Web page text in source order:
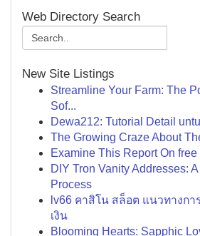
Web Directory Search
New Site Listings
Streamline Your Farm: The
Sof...
Dewa212: Tutorial Detail
The Growing Craze About
Examine This Report On free
DIY Tron Vanity Addresses:
Process
lv66 คาสิโน สล็อต แนวทางกา
เงิน
Blooming Hearts: Sapphic